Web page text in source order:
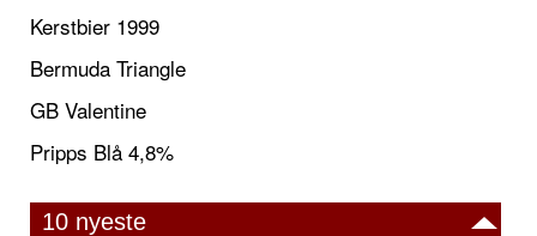
Kerstbier 1999
Bermuda Triangle
GB Valentine
Pripps Blå 4,8%
10 nyeste